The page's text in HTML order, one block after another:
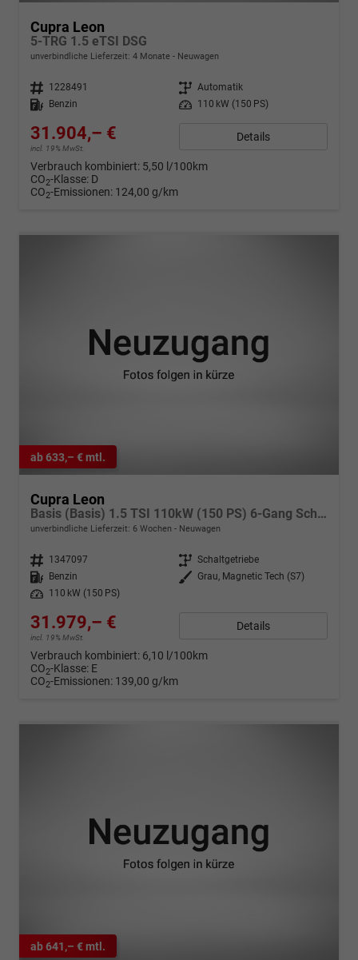
Cupra Leon
5-TRG 1.5 eTSI DSG
unverbindliche Lieferzeit: 4 Monate Neuwagen
Fahrzeugnr. 1228491 Getriebe Automatik
Kraftstoff
Benzin Leistung 110 kW (150 PS)
31.904,– €
incl. 19% MwSt.
Details
Verbrauch kombiniert: 5,50 l/100km
CO2-Klasse: D
CO2-Emissionen: 124,00 g/km
ab 633,– € mtl.
Cupra Leon
Basis (Basis) 1.5 TSI 110kW (150 PS) 6-Gang Schaltgetriebe
unverbindliche Lieferzeit: 6 Wochen Neuwagen
Fahrzeugnr. 1347097 Getriebe Schaltgetriebe
Kraftstoff
Benzin Außenfarbe
Grau, Magnetic Tech (S7)
Leistung
110 kW (150 PS)
31.979,– €
incl. 19% MwSt.
Details
Verbrauch kombiniert: 6,10 l/100km
CO2-Klasse: E
CO2-Emissionen: 139,00 g/km
ab 641,– € mtl.